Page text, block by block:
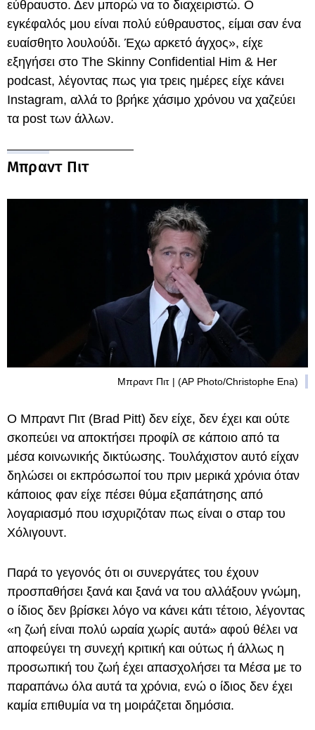
εύθραυστο. Δεν μπορώ να το διαχειριστώ. Ο
εγκέφαλός μου είναι πολύ εύθραυστος, είμαι σαν ένα
ευαίσθητο λουλούδι. Έχω αρκετό άγχος», είχε
εξηγήσει στο The Skinny Confidential Him & Her
podcast, λέγοντας πως για τρεις ημέρες είχε κάνει
Instagram, αλλά το βρήκε χάσιμο χρόνου να χαζεύει
τα post των άλλων.
Μπραντ Πιτ
Μπραντ Πιτ | (AP Photo/Christophe Ena)
Ο Μπραντ Πιτ (Brad Pitt) δεν είχε, δεν έχει και ούτε
σκοπεύει να αποκτήσει προφίλ σε κάποιο από τα
μέσα κοινωνικής δικτύωσης. Τουλάχιστον αυτό είχαν
δηλώσει οι εκπρόσωποί του πριν μερικά χρόνια όταν
κάποιος φαν είχε πέσει θύμα εξαπάτησης από
λογαριασμό που ισχυριζόταν πως είναι ο σταρ του
Χόλιγουντ.
Παρά το γεγονός ότι οι συνεργάτες του έχουν
προσπαθήσει ξανά και ξανά να του αλλάξουν γνώμη,
ο ίδιος δεν βρίσκει λόγο να κάνει κάτι τέτοιο, λέγοντας
«η ζωή είναι πολύ ωραία χωρίς αυτά» αφού θέλει να
αποφεύγει τη συνεχή κριτική και ούτως ή άλλως η
προσωπική του ζωή έχει απασχολήσει τα Μέσα με το
παραπάνω όλα αυτά τα χρόνια, ενώ ο ίδιος δεν έχει
καμία επιθυμία να τη μοιράζεται δημόσια.